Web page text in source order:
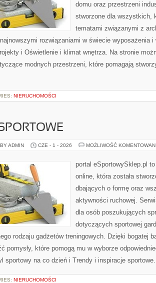
domu oraz przestrzeni
stworzone dla wszystkich,
tematami związanymi z
rozwiązaniami w świecie wyposażenia
i Oświetlenie i klimat wnętrza. Na stronie
modnych przestrzeni, które pomagają
NIERUCHOMOŚCI
ADMIN CZE - 1 - 2026 MOŻLIWOŚĆ
portal eSportowySklep.pl
online, która została
dbających o formę oraz
aktywności ruchowej.
dla osób poszukujących
dotyczących sportowej
rodzaju gadżetów treningowych. Dzięki bogatej
pomysły, które pomogą mu w wyborze
sportowy na co dzień i Trendy i inspiracje
NIERUCHOMOŚCI